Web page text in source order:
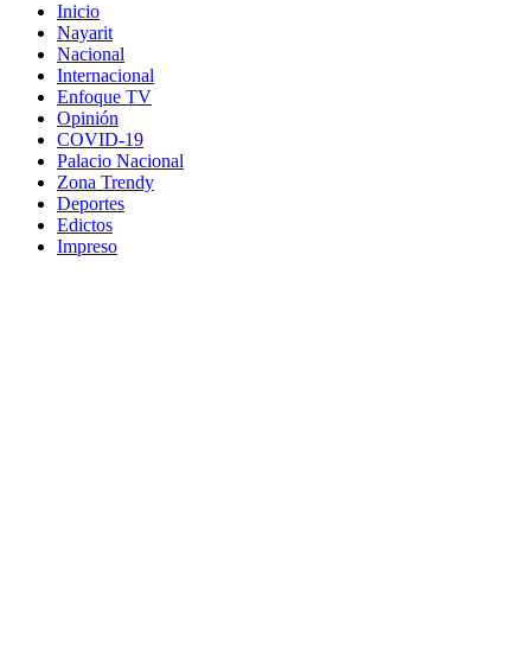
Inicio
Nayarit
Nacional
Internacional
Enfoque TV
Opinión
COVID-19
Palacio Nacional
Zona Trendy
Deportes
Edictos
Impreso